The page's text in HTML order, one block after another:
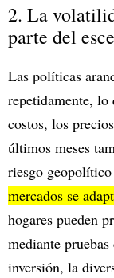
2. La
parte del
Las políticas
repetidamente,
costos, los
últimos meses
riesgo
mercados se
hogares pueden
mediante
inversión, la